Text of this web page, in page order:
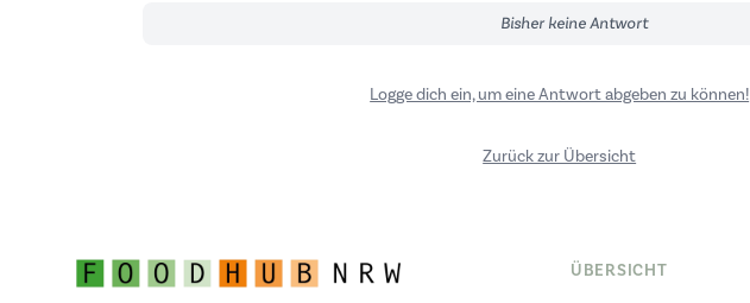
Bisher keine Antwort
Logge dich ein, um eine Antwort abgeben zu können!
Zurück zur Übersicht
ÜBERSICHT